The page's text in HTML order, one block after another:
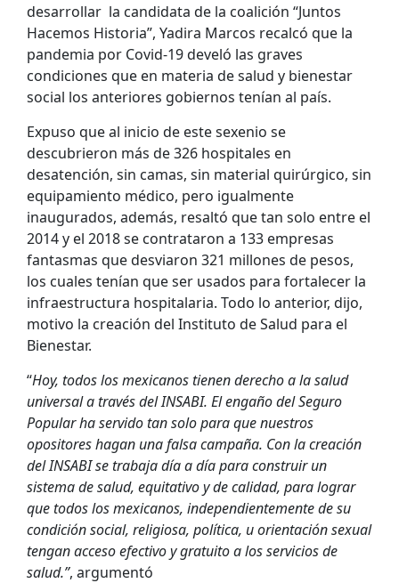
desarrollar la candidata de la coalición “Juntos
Hacemos Historia”, Yadira Marcos recalcó que la
pandemia por Covid-19 develó las graves
condiciones que en materia de salud y bienestar
social los anteriores gobiernos tenían al país.
Expuso que al inicio de este sexenio se
descubrieron más de 326 hospitales en
desatención, sin camas, sin material quirúrgico, sin
equipamiento médico, pero igualmente
inaugurados, además, resaltó que tan solo entre el
2014 y el 2018 se contrataron a 133 empresas
fantasmas que desviaron 321 millones de pesos,
los cuales tenían que ser usados para fortalecer la
infraestructura hospitalaria. Todo lo anterior, dijo,
motivo la creación del Instituto de Salud para el
Bienestar.
“Hoy, todos los mexicanos tienen derecho a la salud
universal a través del INSABI. El engaño del Seguro
Popular ha servido tan solo para que nuestros
opositores hagan una falsa campaña. Con la creación
del INSABI se trabaja día a día para construir un
sistema de salud, equitativo y de calidad, para lograr
que todos los mexicanos, independientemente de su
condición social, religiosa, política, u orientación sexual
tengan acceso efectivo y gratuito a los servicios de
salud.”, argumentó